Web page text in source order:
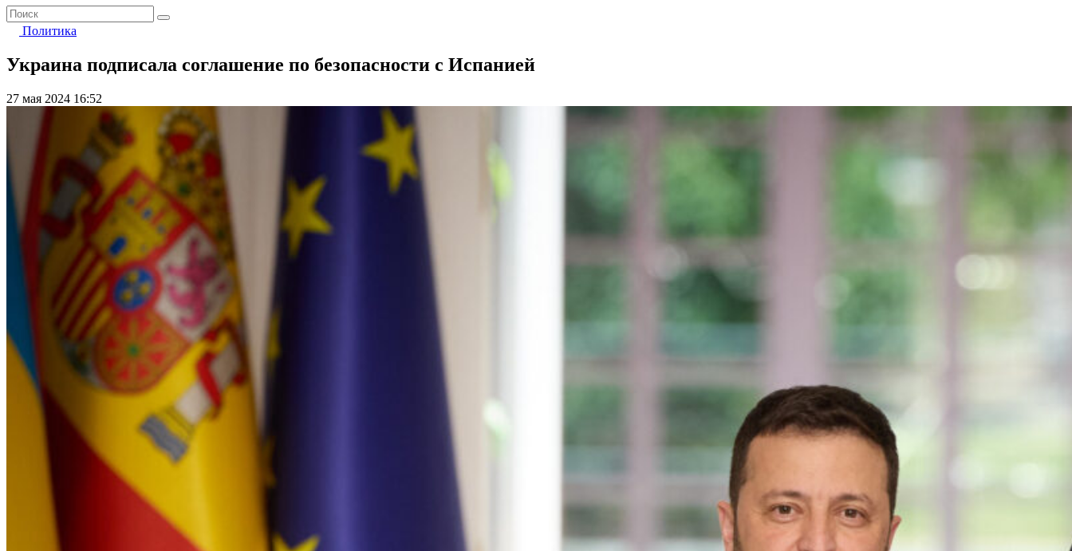
Политика
Украина подписала соглашение по безопасности с Испанией
27 мая 2024 16:52